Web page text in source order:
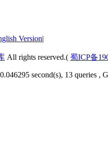
Version|
All rights reserved.( 蜀ICP备
second(s), 13 queries ,